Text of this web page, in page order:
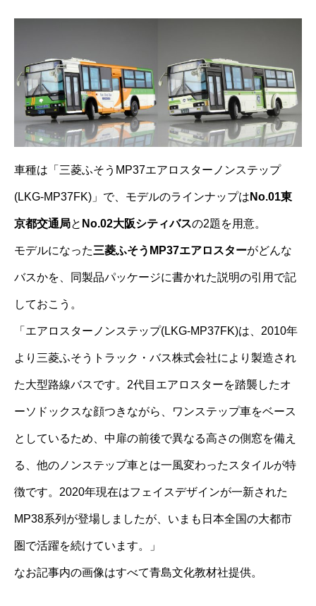
車種は「三菱ふそうMP37エアロスターノンステップ
(LKG-MP37FK)」で、モデルのラインナップは No.01東
京都交通局と No.02大阪シティバスの2題を用意。
モデルになった三菱ふそうMP37エアロスターがどんな
バスかを、同製品パッケージに書かれた説明の引用で記
しておこう。
「エアロスターノンステップ(LKG-MP37FK)は、2010年
より三菱ふそうトラック・バス株式会社により製造され
た大型路線バスです。2代目エアロスターを踏襲したオ
ーソドックスな顔つきながら、ワンステップ車をベース
としているため、中扉の前後で異なる高さの側窓を備え
る、他のノンステップ車とは一風変わったスタイルが特
徴です。2020年現在はフェイスデザインが一新された
MP38系列が登場しましたが、いまも日本全国の大都市
圏で活躍を続けています。」
なお記事内の画像はすべて青島文化教材社提供。